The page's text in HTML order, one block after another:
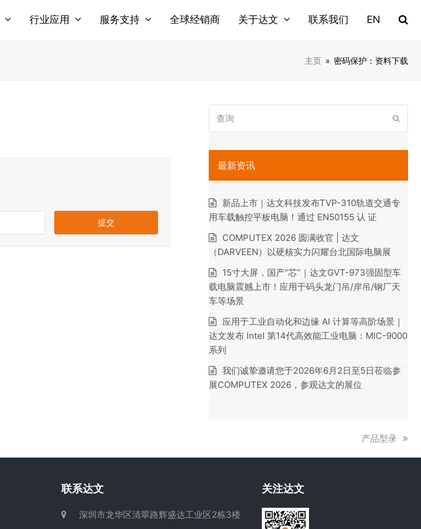
行业应用 服务支持 全球经销商 关于达文 联系我们 EN
主页 » 密码保护：资料下载
询
最新资讯
新品上市｜达文科技发布TVP-310轨道交通专
用车载触控平板电脑！通过 EN50155 认 证
COMPUTEX 2026 圆满收官 | 达文
（DARVEEN）以硬核实力闪耀台北国际电脑展
15寸大屏，国产“芯”｜达文GVT-973强固型车
载电脑震撼上市！应用于码头龙门吊/岸吊/钢厂天
车等场景
应用于工业自动化和边缘 AI 计算等高阶场景｜
达文发布 Intel 第14代高效能工业电脑：MIC-9000
系列
我们诚挚邀请您于2026年6月2日至5日莅临参
展COMPUTEX 2026，参观达文的展位
下
产品型录
联系达文
深圳市龙华区清翠路辉盛达工业区2栋3楼
关注达文